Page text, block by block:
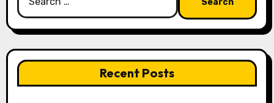
for:
Recent Posts